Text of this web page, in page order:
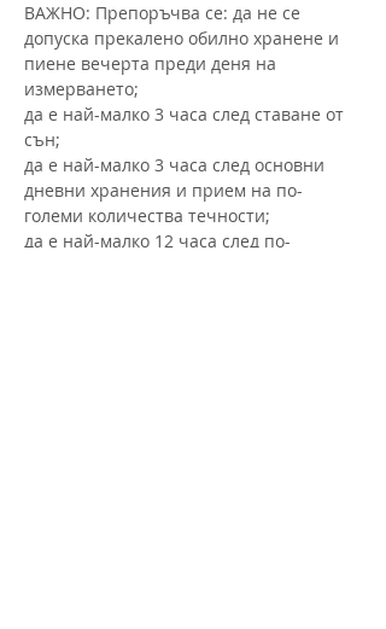
ВАЖНО: Препоръчва се: да не се
допуска прекалено обилно хранене и
пиене вечерта преди деня на
измерването;
да е най-малко 3 часа след ставане от
сън;
да е най-малко 3 часа след основни
дневни хранения и прием на по-
големи количества течности;
да е най-малко 12 часа след по-